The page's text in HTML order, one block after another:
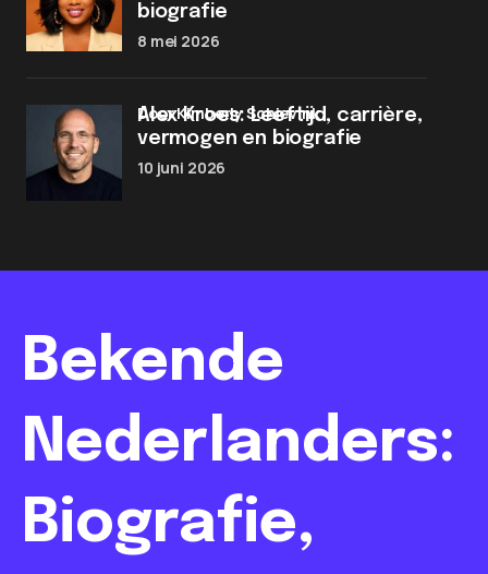
biografie
8 mei 2026
Alex Kroes: Leeftijd, carrière,
vermogen en biografie
door Kimberly Schievink
10 juni 2026
Bekende
Nederlanders:
Biografie,